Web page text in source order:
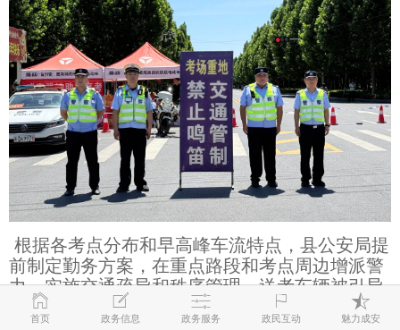
首页 政务信息 政务服务 政民互动 魅力成安
根据各考点分布和早高峰车流特点，县公安局提
前制定勤务方案，在重点路段和考点周边增派警
力，实施交通疏导和秩序管理。送考车辆被引导
至临时停靠点即停即走，对乱停乱放、随意鸣笛